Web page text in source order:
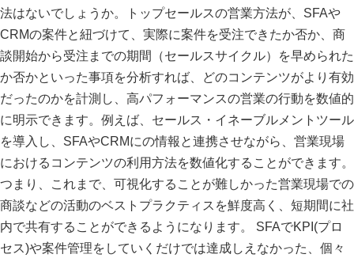
法はないでしょうか。トップセールスの営業方法が、SFAや
CRMの案件と紐づけて、実際に案件を受注できたか否か、商
談開始から受注までの期間（セールスサイクル）を早められた
か否かといった事項を分析すれば、どのコンテンツがより有効
だったのかを計測し、高パフォーマンスの営業の行動を数値的
に明示できます。例えば、セールス・イネーブルメントツール
を導入し、SFAやCRMにの情報と連携させながら、営業現場
におけるコンテンツの利用方法を数値化することができます。
つまり、これまで、可視化することが難しかった営業現場での
商談などの活動のベストプラクティスを鮮度高く、短期間に社
内で共有することができるようになります。 SFAでKPI(プロ
セス)や案件管理をしていくだけでは達成しえなかった、個々